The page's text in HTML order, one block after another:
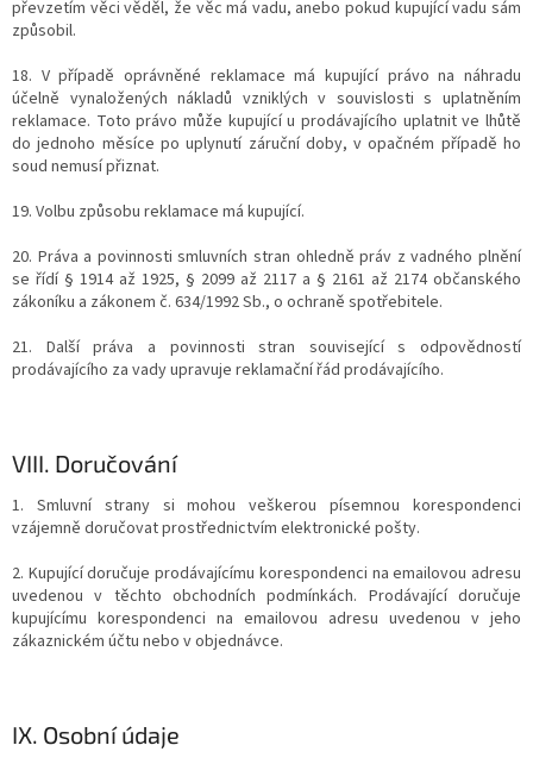
převzetím věci věděl, že věc má vadu, anebo pokud kupující vadu sám
způsobil.
18. V případě oprávněné reklamace má kupující právo na náhradu
účelně vynaložených nákladů vzniklých v souvislosti s uplatněním
reklamace. Toto právo může kupující u prodávajícího uplatnit ve lhůtě
do jednoho měsíce po uplynutí záruční doby, v opačném případě ho
soud nemusí přiznat.
19. Volbu způsobu reklamace má kupující.
20. Práva a povinnosti smluvních stran ohledně práv z vadného plnění
se řídí § 1914 až 1925, § 2099 až 2117 a § 2161 až 2174 občanského
zákoníku a zákonem č. 634/1992 Sb., o ochraně spotřebitele.
21. Další práva a povinnosti stran související s odpovědností
prodávajícího za vady upravuje reklamační řád prodávajícího.
VIII. Doručování
1. Smluvní strany si mohou veškerou písemnou korespondenci
vzájemně doručovat prostřednictvím elektronické pošty.
2. Kupující doručuje prodávajícímu korespondenci na emailovou adresu
uvedenou v těchto obchodních podmínkách. Prodávající doručuje
kupujícímu korespondenci na emailovou adresu uvedenou v jeho
zákaznickém účtu nebo v objednávce.
IX. Osobní údaje